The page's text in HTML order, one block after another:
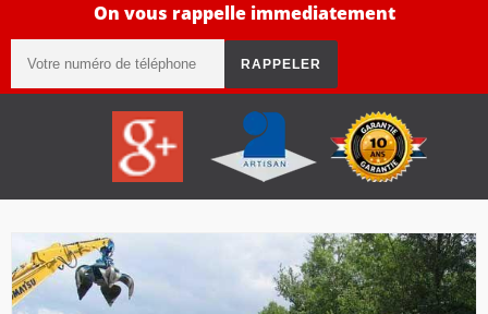
On vous rappelle immediatement